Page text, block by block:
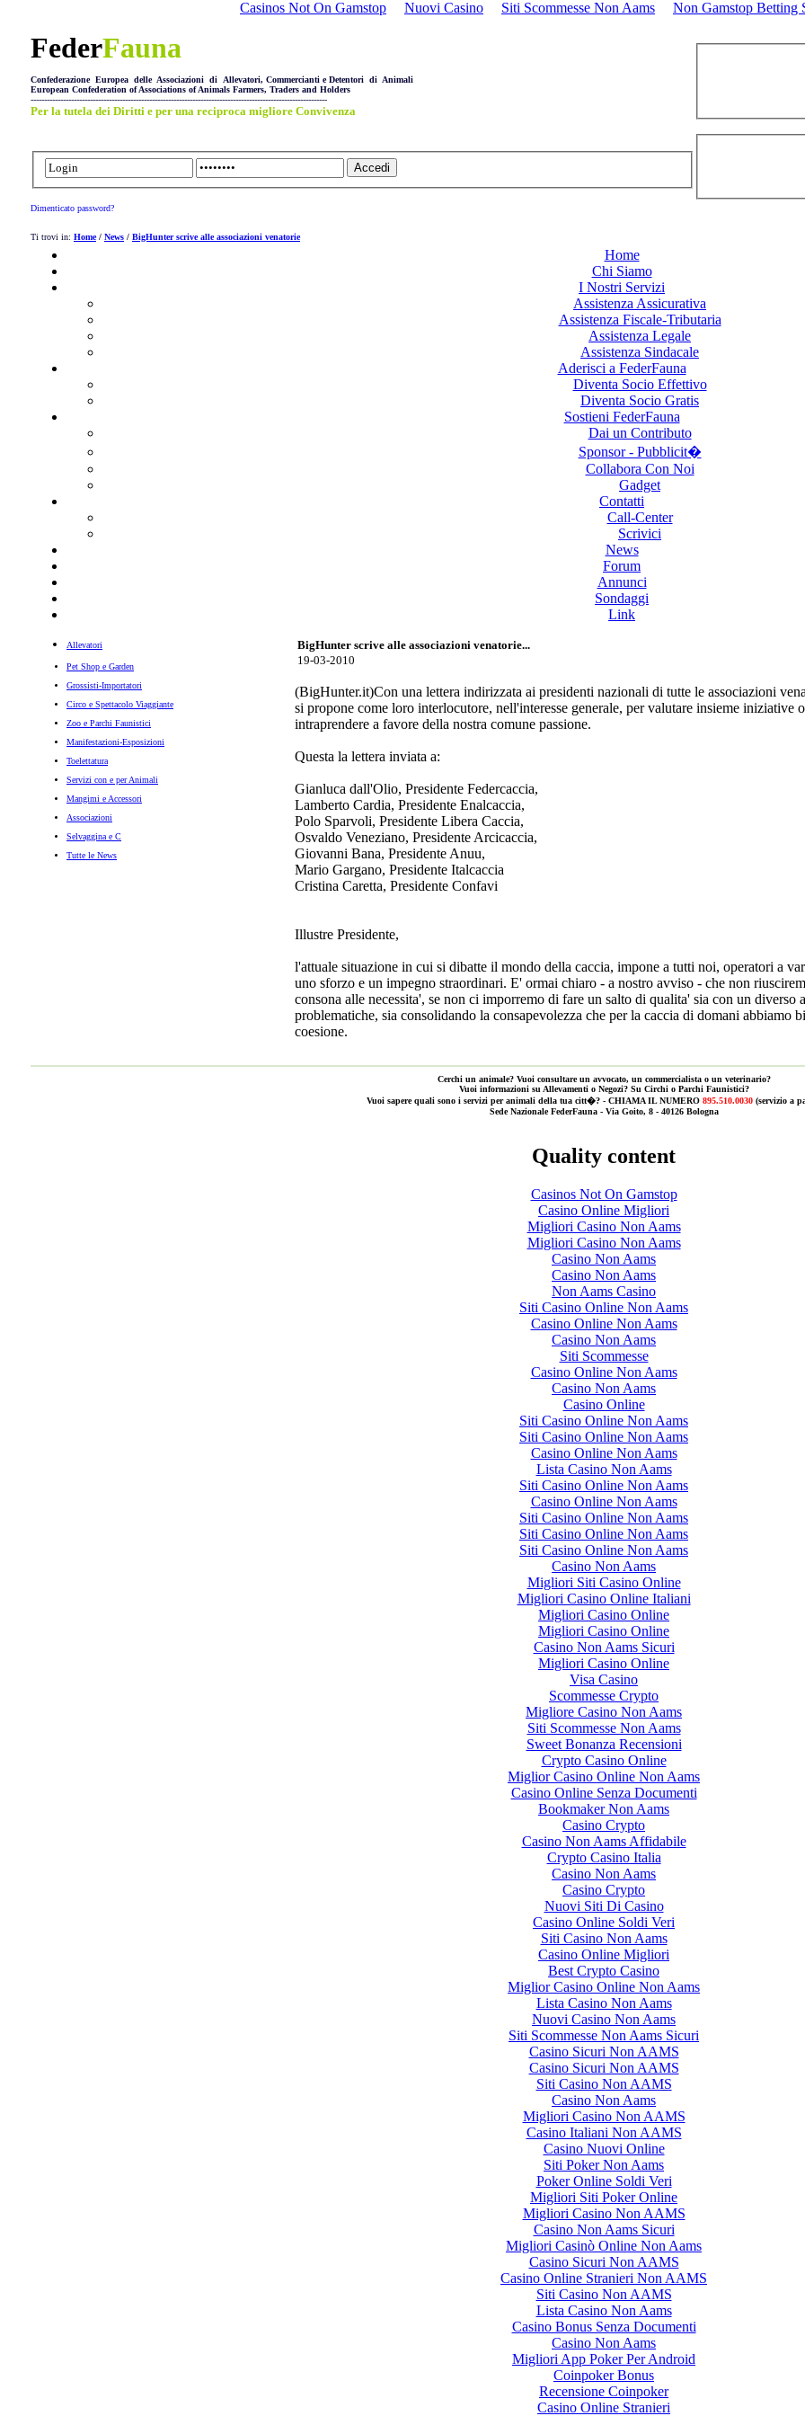
Casinos Not On Gamstop Nuovi Casino Siti Scommesse Non Aams Non Gamstop Betting
FederFauna
Confederazione Europea delle Associazioni di Allevatori, Commercianti e Detentori di Animali
European Confederation of Associations of Animals Farmers, Traders and Holders
--------------------------------------------------------------------------------------------------------------
Per la tutela dei Diritti e per una reciproca migliore Convivenza
Dimenticato password?
Ti trovi in: Home/ News / BigHunter scrive alle associazioni venatorie
Home
Chi Siamo
I Nostri Servizi
Assistenza Assicurativa
Assistenza Fiscale-Tributaria
Assistenza Legale
Assistenza Sindacale
Aderisci a FederFauna
Diventa Socio Effettivo
Diventa Socio Gratis
Sostieni FederFauna
Dai un Contributo
Sponsor - Pubblicit�
Collabora Con Noi
Gadget
Contatti
Call-Center
Scrivici
News
Forum
Annunci
Sondaggi
Link
Allevatori
Pet Shop e Garden
Grossisti-Importatori
Circo e Spettacolo Viaggiante
Zoo e Parchi Faunistici
Manifestazioni-Esposizioni
Toelettatura
Servizi con e per Animali
Mangimi e Accessori
Associazioni
Selvaggina e C
Tutte le News
BigHunter scrive alle associazioni venatorie...
19-03-2010
(BigHunter.it)Con una lettera indirizzata ai presidenti nazionali di tutte le associazioni
si propone come loro interlocutore, nell'interesse generale, per valutare insieme iniziative
intraprendere a favore della nostra comune passione.
Questa la lettera inviata a:
Gianluca dall'Olio, Presidente Federcaccia,
Lamberto Cardia, Presidente Enalcaccia,
Polo Sparvoli, Presidente Libera Caccia,
Osvaldo Veneziano, Presidente Arcicaccia,
Giovanni Bana, Presidente Anuu,
Mario Gargano, Presidente Italcaccia
Cristina Caretta, Presidente Confavi
Illustre Presidente,
l'attuale situazione in cui si dibatte il mondo della caccia, impone a tutti noi, operatori a
uno sforzo e un impegno straordinari. E' ormai chiaro - a nostro avviso - che non
consona alle necessita', se non ci imporremo di fare un salto di qualita' sia con un diverso
problematiche, sia consolidando la consapevolezza che per la caccia di domani abbiamo
coesione.
Per questo, anche Big Hunter si sta adoperando da tempo. Il portale, www.bighunter.it,
passo per contribuire a dare un'informazione diffusa e nel contempo a fornire elementi e
portino a vivere la caccia come passione ma anche come stile di vita. Su questa linea, ci
valorizzare tutte ci� che e' utile a far conoscere gli aspetti, i piu' positivi, di cui e'
dando buoni frutti soprattutto a livelli d'immagine, e la valorizzazione dei giovani, sono per
importante che auspichiamo possa essere ampiamente condiviso.
A tale proposito, nel mentre vogliamo eprimere i nostri apprezzamenti per tutto cio' che
sua associazione state facendo di positivo per la caccia, siamo a sottoporre alla Sua
disponibilita' a valutare insieme iniziative o percorsi comuni da intraprendere a favore della
Con l'auspicio che questa nostra proposta possa da Lei essere valutata con attenzione.
Le rinnoviamo i sensi della nostra pi� profonda stima.
Nessuna intenzione da parte di www.bighunter.it di schierarsi con l'una o con l'altra
di adoperarsi per il bene comune, nella convinzione che per uscire dai problemi in cui si
occorre raccogliere tutte le forze che hanno a cuore questa nostra grande passione, per
definire le possibili e auspicabili convergenze, individuare obiettivi comuni.
Dispiace, che per interessi partigiani, convenienze politiche ed elettorali, di questa volonta'
sempre nell'interesse generale, qualcuno abbia voluto strumentalizzare questa disponibilita'.
www.bighunter.it rigetta con forza ogni coinvolgimento di parte, confermando la sua
a lavorare nel solo ed esclusivo interesse della caccia, con tutti coloro che vorranno
barricadiere, abbassare i toni, ricercare i punti di convergenza, ridurre al minimo le
La caccia e' un bene troppo prezioso per essere usato come strumento di lotta politica da
fatti che i suoi interessi sono chiaramente altrove.
Cerchi un animale? Vuoi consultare un avvocato, un commercialista o un veterinario?
Vuoi informazioni su Allevamenti o Negozi? Su Circhi o Parchi Faunistici?
Vuoi sapere quali sono i servizi per animali della tua citt�? - CHIAMA IL NUMERO 895.510.0030 (servizio a
Sede Nazionale FederFauna - Via Goito, 8 - 40126 Bologna
Quality content
Casinos Not On Gamstop
Casino Online Migliori
Migliori Casino Non Aams
Migliori Casino Non Aams
Casino Non Aams
Casino Non Aams
Non Aams Casino
Siti Casino Online Non Aams
Casino Online Non Aams
Casino Non Aams
Siti Scommesse
Casino Online Non Aams
Casino Non Aams
Casino Online
Siti Casino Online Non Aams
Siti Casino Online Non Aams
Casino Online Non Aams
Lista Casino Non Aams
Siti Casino Online Non Aams
Casino Online Non Aams
Siti Casino Online Non Aams
Siti Casino Online Non Aams
Siti Casino Online Non Aams
Casino Non Aams
Migliori Siti Casino Online
Migliori Casino Online Italiani
Migliori Casino Online
Migliori Casino Online
Casino Non Aams Sicuri
Migliori Casino Online
Visa Casino
Scommesse Crypto
Migliore Casino Non Aams
Siti Scommesse Non Aams
Sweet Bonanza Recensioni
Crypto Casino Online
Miglior Casino Online Non Aams
Casino Online Senza Documenti
Bookmaker Non Aams
Casino Crypto
Casino Non Aams Affidabile
Crypto Casino Italia
Casino Non Aams
Casino Crypto
Nuovi Siti Di Casino
Casino Online Soldi Veri
Siti Casino Non Aams
Casino Online Migliori
Best Crypto Casino
Miglior Casino Online Non Aams
Lista Casino Non Aams
Nuovi Casino Non Aams
Siti Scommesse Non Aams Sicuri
Casino Sicuri Non AAMS
Casino Sicuri Non AAMS
Siti Casino Non AAMS
Casino Non Aams
Migliori Casino Non AAMS
Casino Italiani Non AAMS
Casino Nuovi Online
Siti Poker Non Aams
Poker Online Soldi Veri
Migliori Siti Poker Online
Migliori Casino Non AAMS
Casino Non Aams Sicuri
Migliori Casinò Online Non Aams
Casino Sicuri Non AAMS
Casino Online Stranieri Non AAMS
Siti Casino Non AAMS
Lista Casino Non Aams
Casino Bonus Senza Documenti
Casino Non Aams
Migliori App Poker Per Android
Coinpoker Bonus
Recensione Coinpoker
Casino Online Stranieri